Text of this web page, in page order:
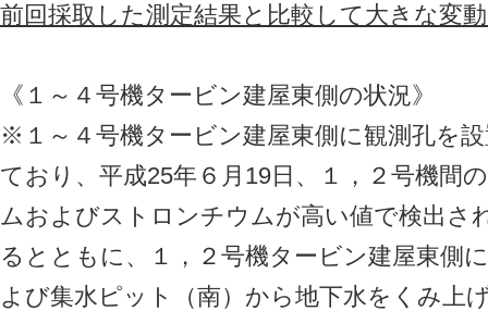
前回採取した測定結果と比較して大きな変
《１～４号機タービン建屋東側の状況》
※１～４号機タービン建屋東側に観測孔を
ており、平成25年６月19日、１，２号機間
ムおよびストロンチウムが高い値で検出さ
るとともに、１，２号機タービン建屋東側
よび集水ピット（南）から地下水をくみ上